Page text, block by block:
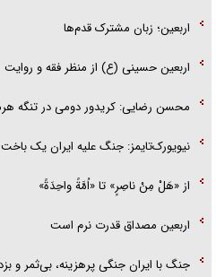
اربعین؛ زبان مشترک قدم‌ها
اربعین حسینی (ع) از منظر فقه و روایت
محسن رضایی: کریدور دومی در تنگه
نیویورک‌تایمز: جنگ علیه ایران یک
از «هَلْ مِنْ ناصِرٍ» تا «اُمَّةً واحِدَةً»
اربعین مصداق قدرت نرم است
جنگ با ایران جنگی پرهزینه، بی‌ثمر و